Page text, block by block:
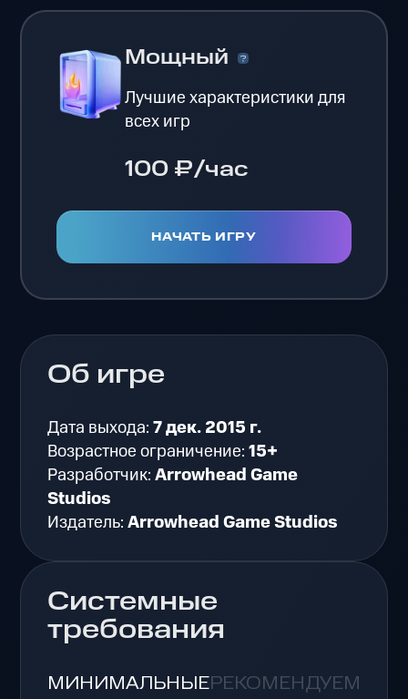
Мощный
Лучшие характеристики для
всех игр
100 ₽/час
НАЧАТЬ ИГРУ
Об игре
Дата выхода:7 дек. 2015 г.
Возрастное ограничение:15+
Разработчик:Arrowhead Game
Studios
Издатель:Arrowhead Game Studios
Системные
требования
МИНИМАЛЬНЫЕРЕКОМЕНДУЕМЫЕ